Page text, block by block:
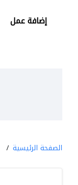
إضافة عمل
الصفحة الرئيسية